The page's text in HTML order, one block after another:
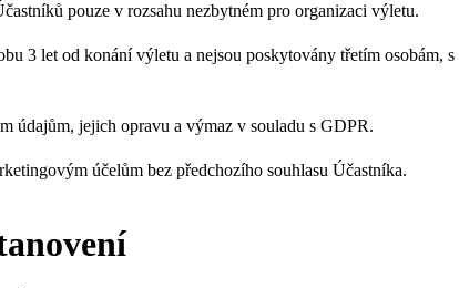
pouze v rozsahu nezbytném pro organizaci výletu.
3 let od konání výletu a nejsou poskytovány třetím osobám,
údajům, jejich opravu a výmaz v souladu s GDPR.
účelům bez předchozího souhlasu Účastníka.